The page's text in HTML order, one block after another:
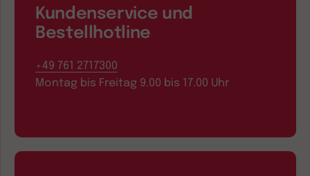
Kundenservice und
Bestellhotline
+49 761 2717300
Montag bis Freitag 9.00 bis 17.00 Uhr